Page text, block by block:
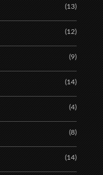
(13)
(12)
(9)
(14)
(4)
(8)
(14)